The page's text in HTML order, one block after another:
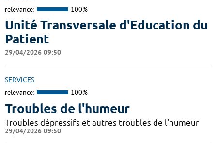
relevance: 100%
Unité Transversale d'Education du
Patient
29/04/2026 09:50
SERVICES
relevance: 100%
Troubles de l'humeur
Troubles dépressifs et autres troubles de l'humeur
29/04/2026 09:50